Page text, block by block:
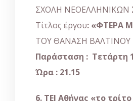
ΣΧΟΛΗ ΝΕΟΕΛΛΗΝΙΚΩΝ
Τίτλος έργου: «ΦΤΕΡΑ
ΤΟΥ ΘΑΝΑΣΗ ΒΑΛΤΙΝΟΥ
Παράσταση : Τετάρτη
Ώρα : 21.15
6. ΤΕΙ Αθήνας «το